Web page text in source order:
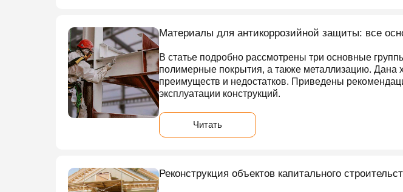
Материалы для антикоррозийной защиты: все
В статье подробно рассмотрены три основные
полимерные покрытия, а также металлизацию. Дана
преимуществ и недостатков. Приведены
эксплуатации конструкций.
Читать
Реконструкция объектов капитального